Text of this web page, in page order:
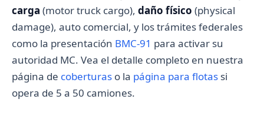
carga (motor truck cargo), daño físico (physical
damage), auto comercial, y los trámites federales
como la presentación BMC-91 para activar su
autoridad MC. Vea el detalle completo en nuestra
página de coberturas o la página para flotas si
opera de 5 a 50 camiones.